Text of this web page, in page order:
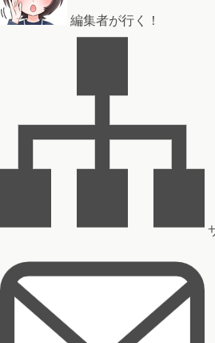
編集者が行く！